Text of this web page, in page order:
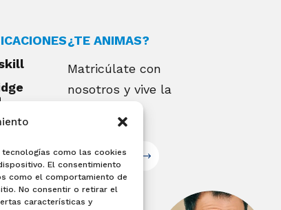
como las cookies
El consentimiento
como el comportamiento de
No consentir o retirar el
características y
¿TE ANIMAS?
Matricúlate con
nosotros y vive la
Matricúlate